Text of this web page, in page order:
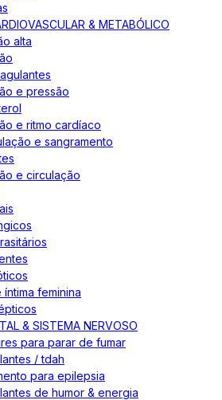
& METABÓLICO
alta
e pressão
e ritmo cardíaco
e sangramento
e circulação
íntima feminina
& SISTEMA NERVOSO
para parar de fumar
/ tdah
para epilepsia
de humor & energia